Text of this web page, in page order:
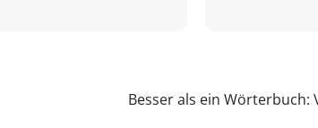
Besser als ein Wörterbuch: